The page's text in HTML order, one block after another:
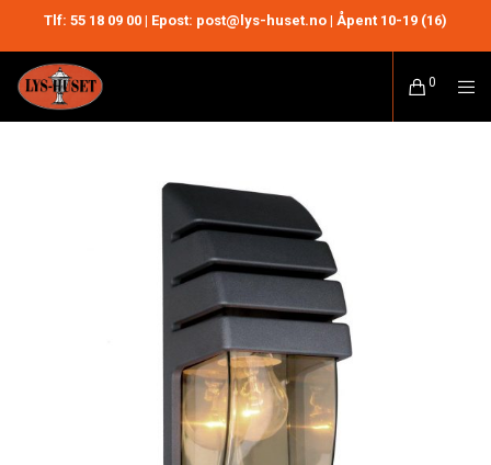
Tlf: 55 18 09 00 | Epost: post@lys-huset.no | Åpent 10-19 (16)
0